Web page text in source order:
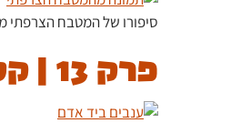
סיפורו של המטבח הצרפתי
פרק 13 | קסם היין הטבעי